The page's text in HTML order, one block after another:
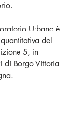
Urbano è
del
5, in
di Borgo Vittoria